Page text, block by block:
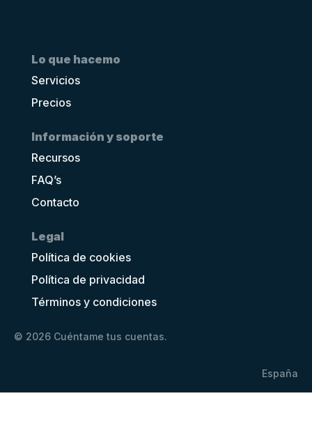
Lo que hacemo
Servicios
Precios
Información y soporte
Recursos
FAQ’s
Contacto
Legal
Política de cookies
Política de privacidad
Términos y condiciones
© 2026 Cuéntame tus cuentas.
España